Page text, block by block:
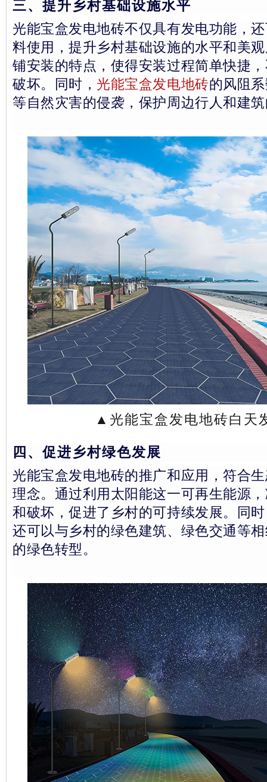
三、提升乡村基础设施水平
光能宝盒发电地砖不仅具有发电功能，
料使用，提升乡村基础设施的水平和美
铺安装的特点，使得安装过程简单快捷
破坏。同时， 光能宝盒发电地砖的风阻
等自然灾害的侵袭，保护周边行人和建
▲ 光能宝盒发电地砖白天
四、促进乡村绿色发展
光能宝盒发电地砖的推广和应用，符合
理念。通过利用太阳能这一可再生能源
和破坏，促进了乡村的可持续发展。同
还可以与乡村的绿色建筑、绿色交通等
的绿色转型。